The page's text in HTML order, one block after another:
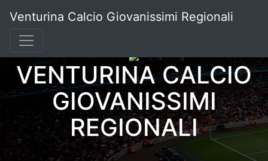
Venturina Calcio Giovanissimi Regionali
VENTURINA CALCIO
GIOVANISSIMI
REGIONALI